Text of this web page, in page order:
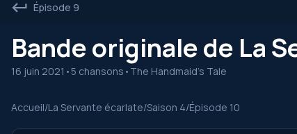
Épisode 9
Bande originale de La
16 juin 2021 •5 chansons • The Handmaid's Tale
Accueil/La Servante écarlate/Saison 4/Épisode 10